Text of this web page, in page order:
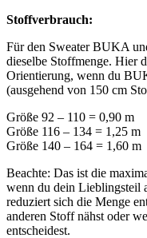
Stoffverbrauch:
Für den Sweater BUKA
dieselbe Stoffmenge. Hier
Orientierung, wenn du
(ausgehend von 150 cm
Größe 92 – 110 = 0,90 m
Größe 116 – 134 = 1,25 m
Größe 140 – 164 = 1,60 m
Beachte: Das ist die
wenn du dein Lieblingsteil
reduziert sich die Menge
anderen Stoff nähst oder
entscheidest.